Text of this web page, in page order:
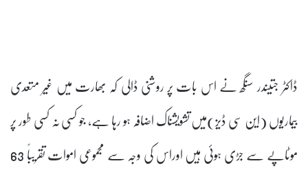
ڈاکٹر جتیندر سنگھ نے اس بات پر روشنی ڈالی کہ بھارت میں غیر متعدی
بیماریوں (این سی ڈیز)میں تشویشناک اضافہ ہو رہا ہے، جو کسی نہ کسی طور پر
موٹاپے سے جڑی ہوئی ہیں اوراس کی وجہ سے مجموعی اموات تقریباً 63